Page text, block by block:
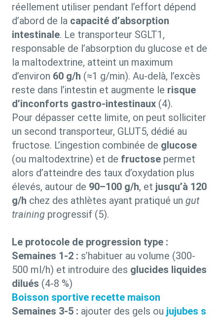
réellement utiliser pendant l’effort dépend
d’abord de la capacité d’absorption
intestinale. Le transporteur SGLT1,
responsable de l’absorption du glucose et de
la maltodextrine, atteint un maximum
d’environ 60 g/h (≈1 g/min). Au-delà, l’excès
reste dans l’intestin et augmente le risque
d’inconforts gastro-intestinaux (4).
Pour dépasser cette limite, on peut solliciter
un second transporteur, GLUT5, dédié au
fructose. L’ingestion combinée de glucose
(ou maltodextrine) et de fructose permet
alors d’atteindre des taux d’oxydation plus
élevés, autour de 90–100 g/h, et jusqu’à 120
g/h chez des athlètes ayant pratiqué un gut
training progressif (5).
Le protocole de progression type :
Semaines 1-2 : s’habituer au volume (300-
500 ml/h) et introduire des glucides liquides
dilués (4-8 %)
Boisson sportive recette maison
Semaines 3-5 : ajouter des gels ou jujubes s